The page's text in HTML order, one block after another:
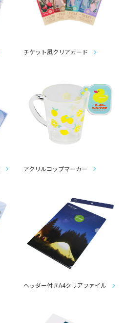
チケット風クリアカード
アクリルコップマーカー
ヘッダー付きA4クリアファイル